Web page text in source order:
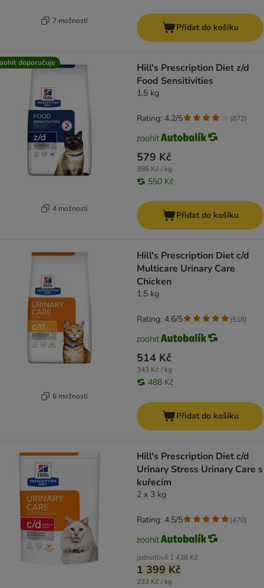
7 možností
Přidat do košíku
doporučuje
4 možností
Hill's Prescription Diet z/d
Food Sensitivities
1,5 kg
579 Kč
386 Kč / kg
550 Kč
Rating: 4.2/5 (872)
Přidat do košíku
6 možností
Hill's Prescription Diet c/d
Multicare Urinary Care
Chicken
1,5 kg
514 Kč
343 Kč / kg
488 Kč
Rating: 4.6/5 (518)
Přidat do košíku
Hill's Prescription Diet c/d
Urinary Stress Urinary Care s
kuřecím
2 x 3 kg
jednotlivě 1 438 Kč
1 399 Kč
233 Kč / kg
Rating: 4.5/5 (470)